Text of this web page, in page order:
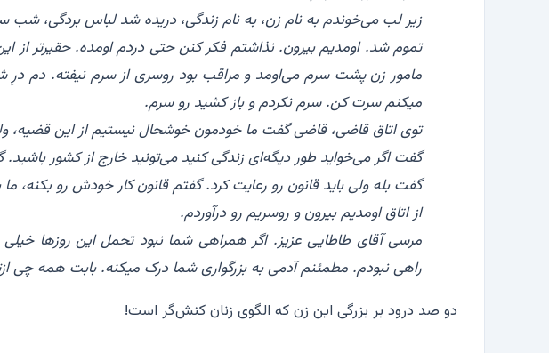
‏زیر لب می‌خوندم به نام زن، به نام زندگی، دریده شد لباس بردگی، شب
‏تموم شد. اومدیم بیرون. نذاشتم فکر کنن حتی دردم اومده. حقیرتر از
مامور زن پشت سرم می‌اومد و مراقب بود روسری از سرم نیفته. دم
میکنم سرت کن. سرم نکردم و باز کشید رو سرم.
‏توی اتاق قاضی، قاضی گفت ما خودمون خوشحال نیستیم از این قضیه،
‏گفت اگر می‌خواید طور دیگه‌ای زندگی کنید می‌تونید خارج از کشور
‏گفت بله ولی باید قانون رو رعایت کرد. گفتم قانون کار خودش رو بکنه،
‏از اتاق اومدیم بیرون و روسریم رو درآوردم.
‏مرسی آقای طاطایی عزیز. اگر همراهی شما نبود تحمل این روزها
راهی نبودم. مطمئنم آدمی به بزرگواری شما درک میکنه. بابت همه چی
دو صد درود بر بزرگی این زن که الگوی زنان کنش‌گر است!